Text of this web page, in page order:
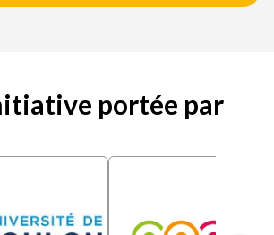
portée par